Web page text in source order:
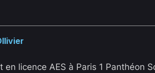
en licence AES à Paris 1 Panthéon